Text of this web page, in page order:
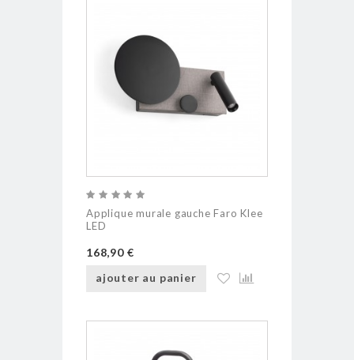
Applique murale gauche Faro Klee
LED
168,90 €
ajouter au panier